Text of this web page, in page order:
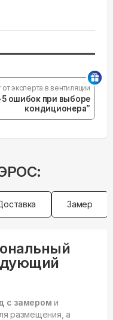
от эксперта в вентиляции
ошибок при выборе
кондиционера”
Замер
с замером и
размещения, а